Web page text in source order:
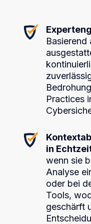
Practices
in
wenn sie
Analyse
oder bei
Tools,
geschärft